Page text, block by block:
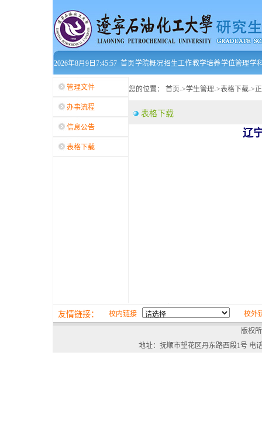
2026年8月9日7:45:57 首页学院概况招生工作教学培养学位管理学
管理文件
办事流程
信息公告
表格下载
您的位置： 首页->学生管理->表格下载->
表格下载
辽
友情链接： 校内链接 校外
版权
地址：抚顺市望花区丹东路西段1号 电话